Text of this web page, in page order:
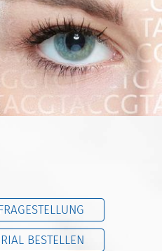
BESTELLEN